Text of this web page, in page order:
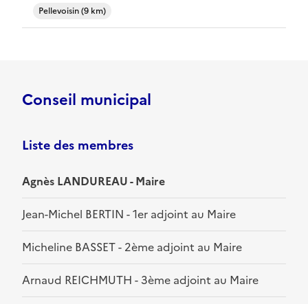
Pellevoisin (9 km)
Conseil municipal
Liste des membres
Agnès LANDUREAU - Maire
Jean-Michel BERTIN - 1er adjoint au Maire
Micheline BASSET - 2ème adjoint au Maire
Arnaud REICHMUTH - 3ème adjoint au Maire